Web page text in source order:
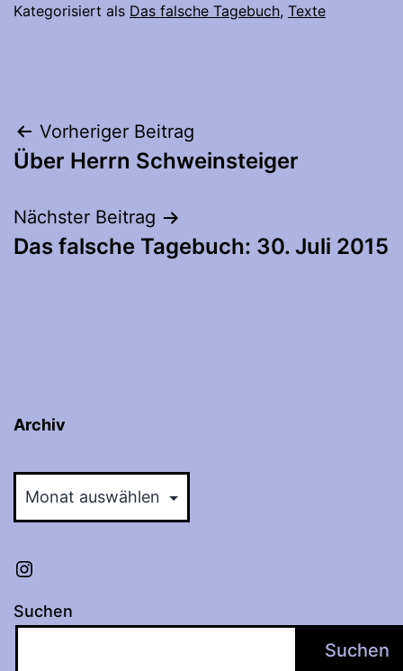
Kategorisiert als Das falsche Tagebuch, Texte
Beitragsnavigation
Vorheriger Beitrag
Über Herrn Schweinsteiger
Nächster Beitrag
Das falsche Tagebuch: 30. Juli 2015
Archiv
Instagram
Suchen
Suchen